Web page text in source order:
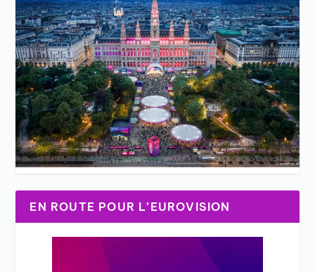
EN ROUTE POUR L’EUROVISION